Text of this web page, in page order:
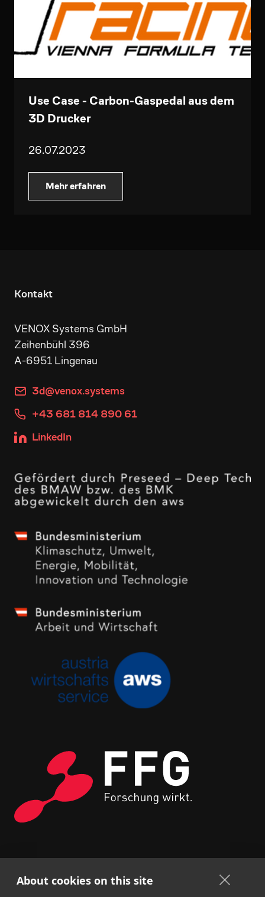
Use Case - Carbon-Gaspedal aus dem
3D Drucker
26.07.2023
Mehr erfahren
Kontakt
VENOX Systems GmbH
Zeihenbühl 396
A-6951 Lingenau
3d@venox.systems
+43 681 814 890 61
LinkedIn
About cookies on this site